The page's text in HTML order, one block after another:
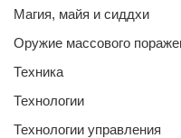
Магия, майя и сиддхи
Оружие массового
Техника
Технологии
Технологии управления